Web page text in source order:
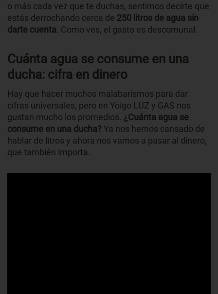
o más cada vez que te duchas, sentimos decirte que
estás derrochando cerca de 250 litros de agua sin
darte cuenta. Como ves, el gasto es descomunal.
Cuánta agua se consume en una
ducha: cifra en dinero
Hay que hacer muchos malabarismos para dar
cifras universales, pero en Yoigo LUZ y GAS nos
gustan mucho los promedios. ¿Cuánta agua se
consume en una ducha? Ya nos hemos cansado de
hablar de litros y ahora nos vamos a pasar al dinero,
que también importa.